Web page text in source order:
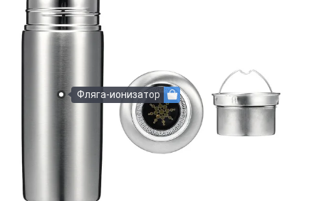
Фляга-ионизатор